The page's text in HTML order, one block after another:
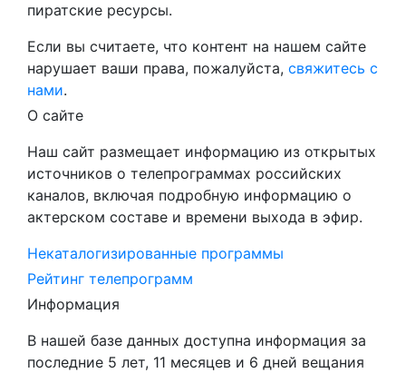
пиратские ресурсы.
Если вы считаете, что контент на нашем сайте
нарушает ваши права, пожалуйста, свяжитесь с
нами.
О сайте
Наш сайт размещает информацию из открытых
источников о телепрограммах российских
каналов, включая подробную информацию о
актерском составе и времени выхода в эфир.
Некаталогизированные программы
Рейтинг телепрограмм
Информация
В нашей базе данных доступна информация за
последние 5 лет, 11 месяцев и 6 дней вещания